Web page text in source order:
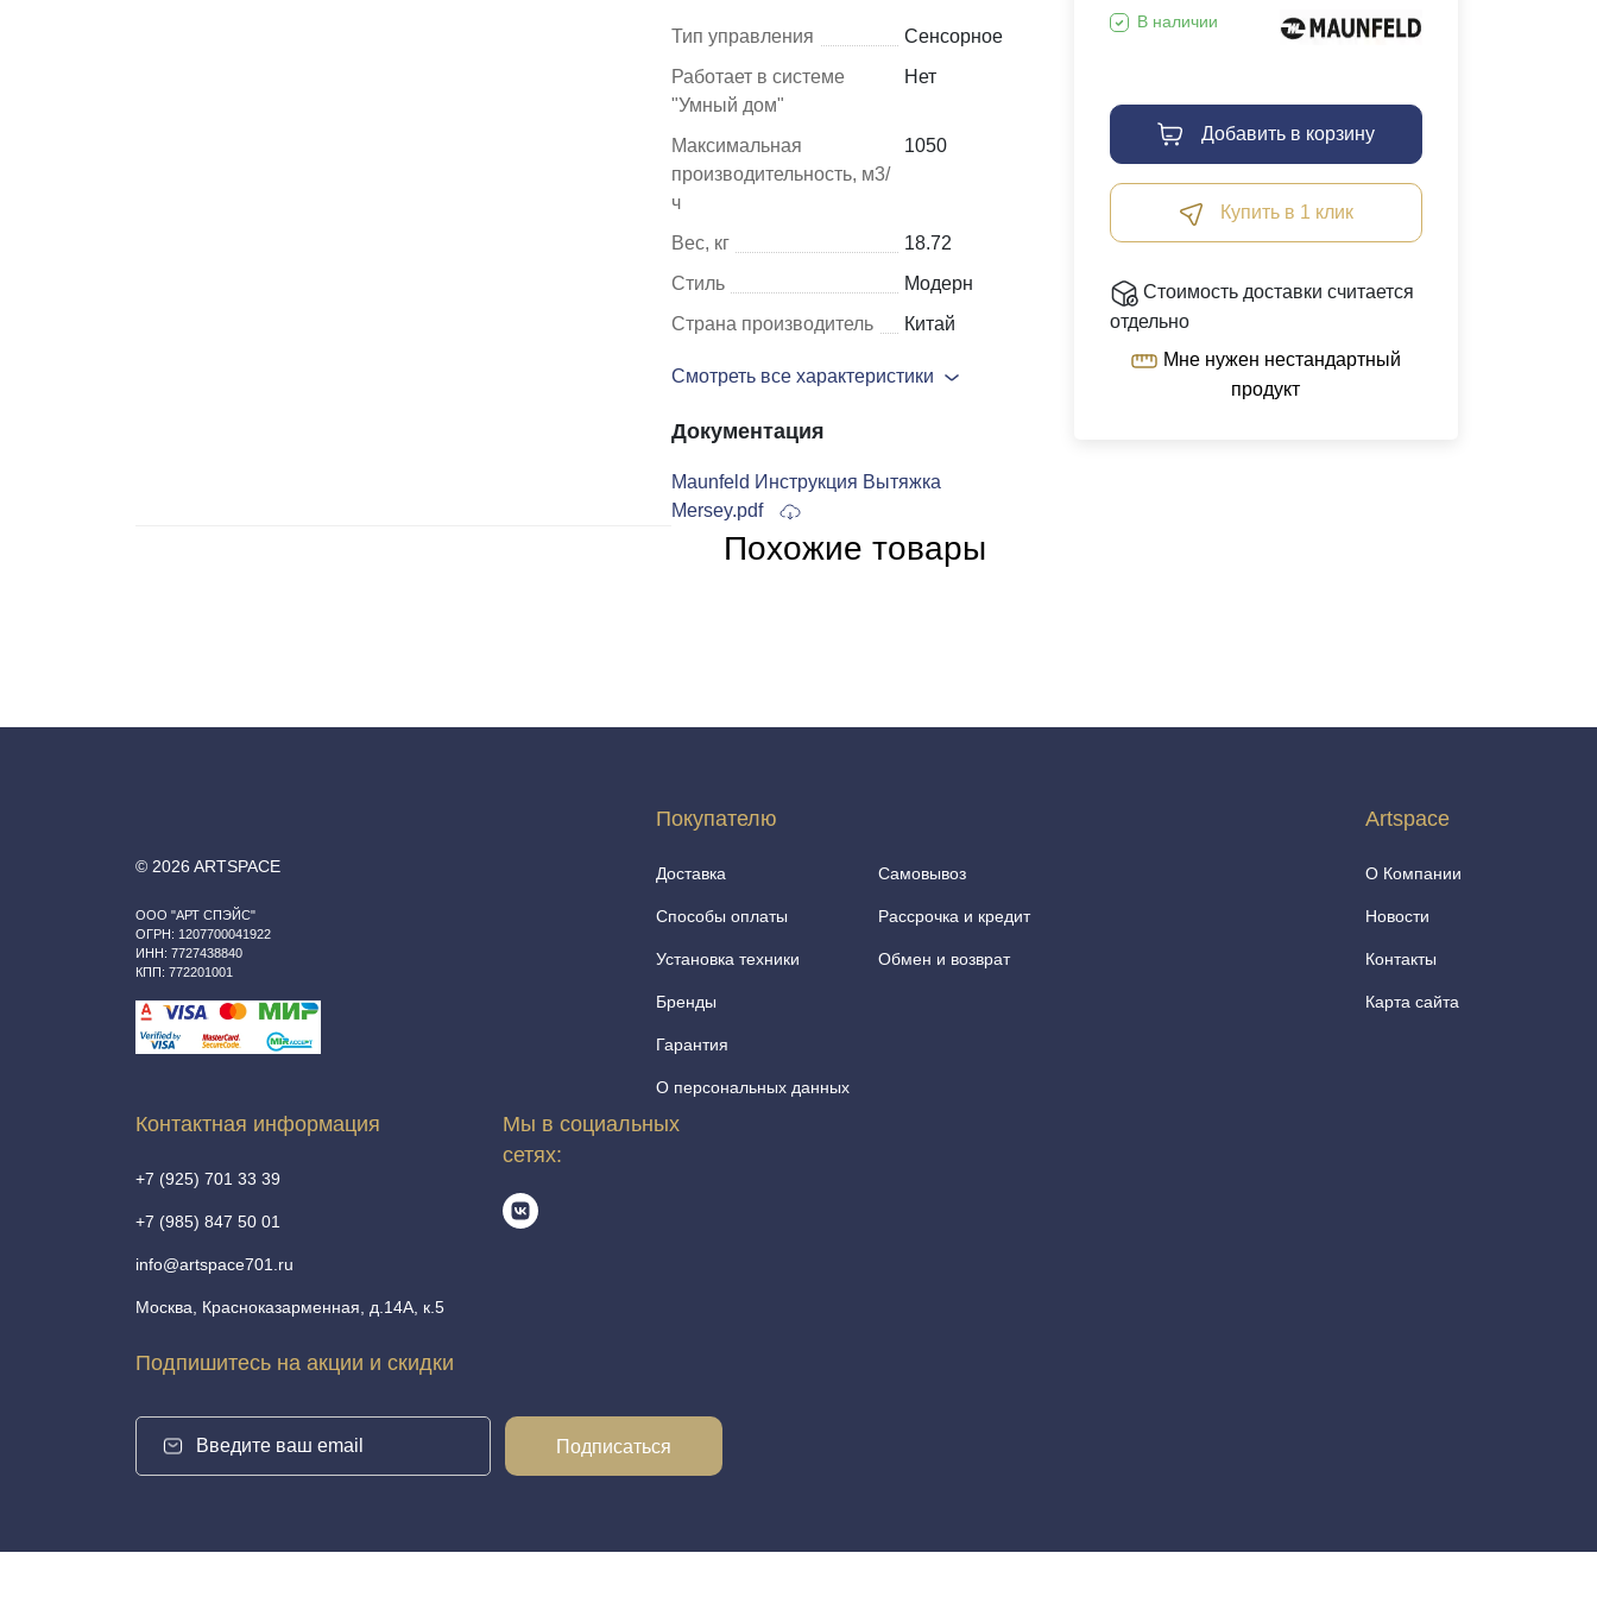
Шкафы и
стеллажи
Витрины
Шкафы
Мебель для
Тип управления
Сенсорное
Работает в системе
"Умный дом"
Нет
Максимальная
производительность, м3/
ч
1050
Вес, кг
18.72
Стиль
Модерн
Страна производитель
Китай
Смотреть все характеристики
Документация
Maunfeld Инструкция Вытяжка
Mersey.pdf
В наличии
Добавить в корзину
Купить в 1 клик
Стоимость доставки считается
отдельно
продукт
Похожие товары
© 2026 ARTSPACE
ООО "АРТ СПЭЙС"
ОГРН: 1207700041922
ИНН: 7727438840
КПП: 772201001
Покупателю
Доставка
Способы оплаты
Установка техники
Бренды
Гарантия
О персональных данных
Самовывоз
Рассрочка и кредит
Обмен и возврат
Artspace
О Компании
Новости
Контакты
Карта сайта
Контактная информация
+7 (925) 701 33 39
+7 (985) 847 50 01
info@artspace701.ru
Москва, Красноказарменная, д.14А, к.5
Мы в социальных
сетях:
Подпишитесь на акции и скидки
Подписаться